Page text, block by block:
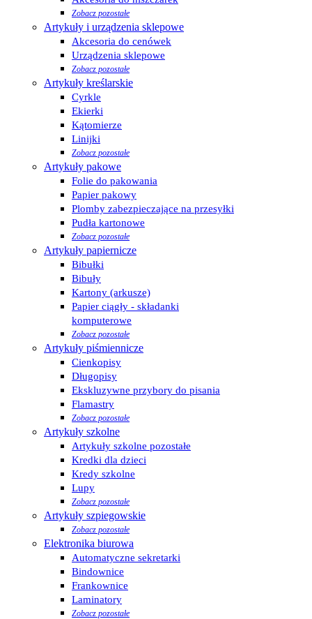
Zobacz pozostałe
Artykuły i urządzenia sklepowe
Akcesoria do cenówek
Urządzenia sklepowe
Zobacz pozostałe
Artykuły kreślarskie
Cyrkle
Ekierki
Kątomierze
Linijki
Zobacz pozostałe
Artykuły pakowe
Folie do pakowania
Papier pakowy
Plomby zabezpieczające na przesyłki
Pudła kartonowe
Zobacz pozostałe
Artykuły papiernicze
Bibułki
Bibuły
Kartony (arkusze)
Papier ciągły - składanki
komputerowe
Zobacz pozostałe
Artykuły piśmiennicze
Cienkopisy
Długopisy
Ekskluzywne przybory do pisania
Flamastry
Zobacz pozostałe
Artykuły szkolne
Artykuły szkolne pozostałe
Kredki dla dzieci
Kredy szkolne
Lupy
Zobacz pozostałe
Artykuły szpiegowskie
Zobacz pozostałe
Elektronika biurowa
Automatyczne sekretarki
Bindownice
Frankownice
Laminatory
Zobacz pozostałe